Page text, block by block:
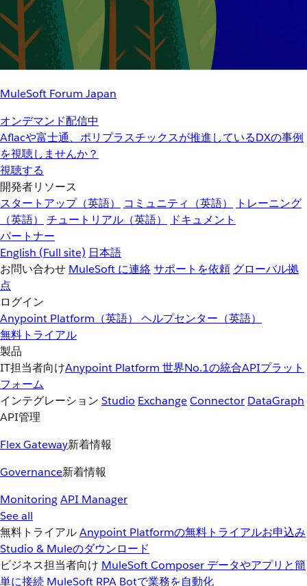
MuleSoft Forum Japan
オンデマンド配信中
Aflacや富士通、ポリプラスチックスが推進しているDXの事例
を視聴しませんか？
視聴する
開発者リソース
スタートアップ（英語）
コミュニティ（英語）
トレーニング
（英語）
チュートリアル（英語）
ドキュメント
パートナー
English (Full site) 日本語
お問い合わせ MuleSoft に連絡サポートを依頼 グローバル拠
点
ログイン
Anypoint Platform（英語） ヘルプセンター（英語）
無料トライアル
製品
IT担当者向けAnypoint Platform 世界No.1の統合APIプラット
フォーム
インテグレーション Studio ExchangeConnector DataGraph
API管理
Flex Gateway新着情報
Governance新着情報
MonitoringAPI Manager
See all
無料トライアルAnypoint Platformの無料トライアルお申込み
Studio & Muleのダウンロード
ビジネス担当者向け MuleSoft Composer データやアプリと簡
単に接続 MuleSoft RPA Botで業務を自動化